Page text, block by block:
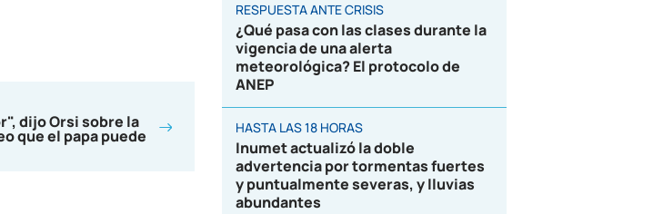
dijo Orsi sobre la
que el papa puede
RESPUESTA ANTE CRISIS
¿Qué pasa con las clases durante la
vigencia de una alerta
meteorológica? El protocolo de
ANEP
HASTA LAS 18 HORAS
Inumet actualizó la doble
advertencia por tormentas fuertes
y puntualmente severas, y lluvias
abundantes